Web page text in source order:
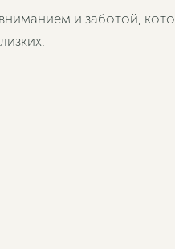
и заботой,